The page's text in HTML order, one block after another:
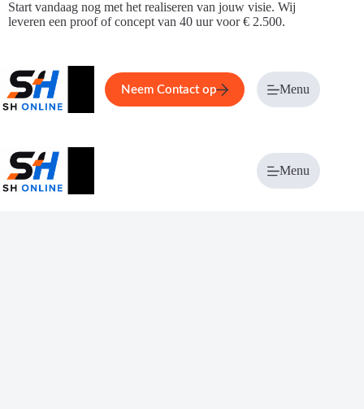
Ga
naar
Start vandaag nog met het realiseren van jouw visie. Wij
leveren een proof of concept van 40 uur voor € 2.500.
Home Service Over ons
Neem Contact op Menu
Menu